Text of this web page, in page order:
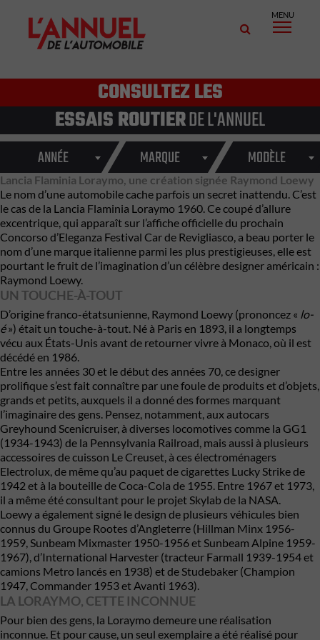
MENU
CONSULTEZ LES
ESSAIS ROUTIERDE L'ANNUEL
ANNÉE MARQUE MODÈLE
Lancia Flaminia Loraymo, une création signée Raymond Loewy
Le nom d’une automobile cache parfois un secret inattendu. C’est
le cas de la Lancia Flaminia Loraymo 1960. Ce coupé d’allure
excentrique, qui apparaît sur l’affiche officielle du prochain
Concorso d’Eleganza Festival Car de Revigliasco, a beau porter le
nom d’une marque italienne parmi les plus prestigieuses, elle est
pourtant le fruit de l’imagination d’un célèbre designer américain :
Raymond Loewy.
UN TOUCHE-À-TOUT
D’origine franco-étatsunienne, Raymond Loewy (prononcez « lo-
é») était un touche-à-tout. Né à Paris en 1893, il a longtemps
vécu aux États-Unis avant de retourner vivre à Monaco, où il est
décédé en 1986.
Entre les années 30 et le début des années 70, ce designer
prolifique s’est fait connaître par une foule de produits et d’objets,
grands et petits, auxquels il a donné des formes marquant
l’imaginaire des gens. Pensez, notamment, aux autocars
Greyhound Scenicruiser, à diverses locomotives comme la GG1
(1934-1943) de la Pennsylvania Railroad, mais aussi à plusieurs
accessoires de cuisson Le Creuset, à ces électroménagers
Electrolux, de même qu’au paquet de cigarettes Lucky Strike de
1942 et à la bouteille de Coca-Cola de 1955. Entre 1967 et 1973,
il a même été consultant pour le projet Skylab de la NASA.
Loewy a également signé le design de plusieurs véhicules bien
connus du Groupe Rootes d’Angleterre (Hillman Minx 1956-
1959, Sunbeam Mixmaster 1950-1956 et Sunbeam Alpine 1959-
1967), d’International Harvester (tracteur Farmall 1939-1954 et
camions Metro lancés en 1938) et deStudebaker (Champion
1947, Commander 1953 et Avanti 1963).
LA LORAYMO, CETTE INCONNUE
Pour bien des gens, la Loraymo demeure une réalisation
inconnue. Et pour cause, un seul exemplaire a été réalisé pour